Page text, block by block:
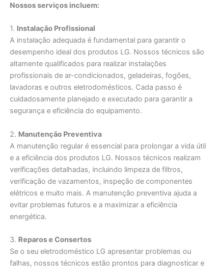
Nossos serviços incluem:
1. Instalação Profissional
A instalação adequada é fundamental para garantir o
desempenho ideal dos produtos LG. Nossos técnicos são
altamente qualificados para realizar instalações
profissionais de ar-condicionados, geladeiras, fogões,
lavadoras e outros eletrodomésticos. Cada passo é
cuidadosamente planejado e executado para garantir a
segurança e eficiência do equipamento.
2. Manutenção Preventiva
A manutenção regular é essencial para prolongar a vida útil
e a eficiência dos produtos LG. Nossos técnicos realizam
verificações detalhadas, incluindo limpeza de filtros,
verificação de vazamentos, inspeção de componentes
elétricos e muito mais. A manutenção preventiva ajuda a
evitar problemas futuros e a maximizar a eficiência
energética.
3. Reparos e Consertos
Se o seu eletrodoméstico LG apresentar problemas ou
falhas, nossos técnicos estão prontos para diagnosticar e